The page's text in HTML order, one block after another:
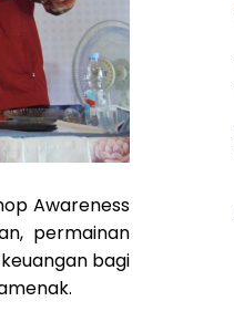
Awareness
permainan
bagi